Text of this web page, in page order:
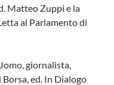
Matteo Zuppi e la
al Parlamento di
giornalista,
ed. In Dialogo